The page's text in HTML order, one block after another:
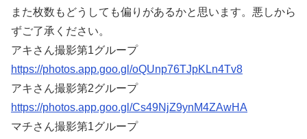
また枚数もどうしても偏りがあるかと思います。悪しから
ずご了承ください。
アキさん撮影第1グループ
https://photos.app.goo.gl/oQUnp76TJpKLn4Tv8
アキさん撮影第2グループ
https://photos.app.goo.gl/Cs49NjZ9ynM4ZAwHA
マチさん撮影第1グループ